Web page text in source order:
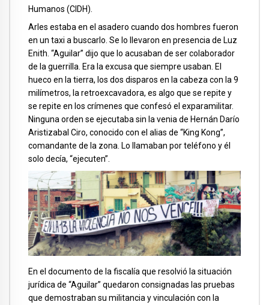
Humanos (CIDH).
Arles estaba en el asadero cuando dos hombres fueron
en un taxi a buscarlo. Se lo llevaron en presencia de Luz
Enith. “Aguilar” dijo que lo acusaban de ser colaborador
de la guerrilla. Era la excusa que siempre usaban. El
hueco en la tierra, los dos disparos en la cabeza con la 9
milímetros, la retroexcavadora, es algo que se repite y
se repite en los crímenes que confesó el exparamilitar.
Ninguna orden se ejecutaba sin la venia de Hernán Darío
Aristizabal Ciro, conocido con el alias de “King Kong”,
comandante de la zona. Lo llamaban por teléfono y él
solo decía, “ejecuten”.
En el documento de la fiscalía que resolvió la situación
jurídica de “Aguilar” quedaron consignadas las pruebas
que demostraban su militancia y vinculación con la